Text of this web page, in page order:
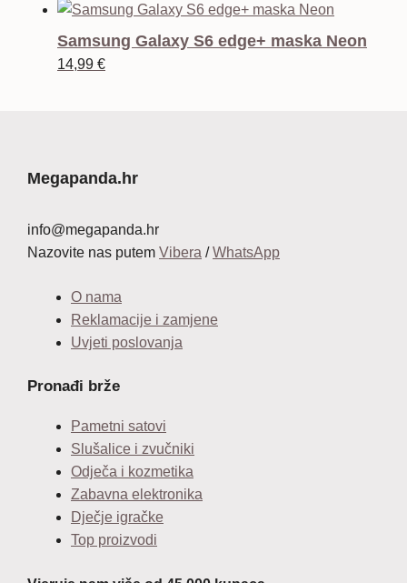
cijena
bila
cijena
14,99 €.
Samsung Galaxy S6 edge+ maska Neon
14,99 €
Megapanda.hr
info@megapanda.hr
Nazovite nas putem Vibera /WhatsApp
O nama
Reklamacije i zamjene
Uvjeti poslovanja
Pronađi brže
Pametni satovi
Slušalice i zvučniki
Odječa i kozmetika
Zabavna elektronika
Dječje igračke
Top proizvodi